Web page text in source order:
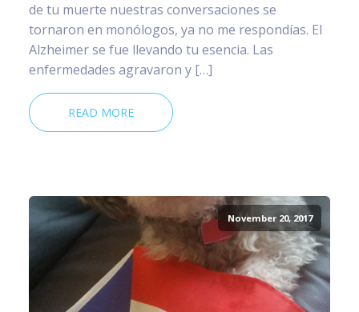
de tu muerte nuestras conversaciones se
tornaron en monólogos, ya no me respondías. El
Alzheimer se fue llevando tu esencia. Las
enfermedades agravaron y […]
READ MORE
November 20, 2017